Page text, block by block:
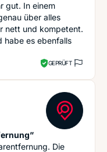
gut. In einem
über alles
nett und kompetent.
habe es ebenfalls
GEPRÜFT
Die